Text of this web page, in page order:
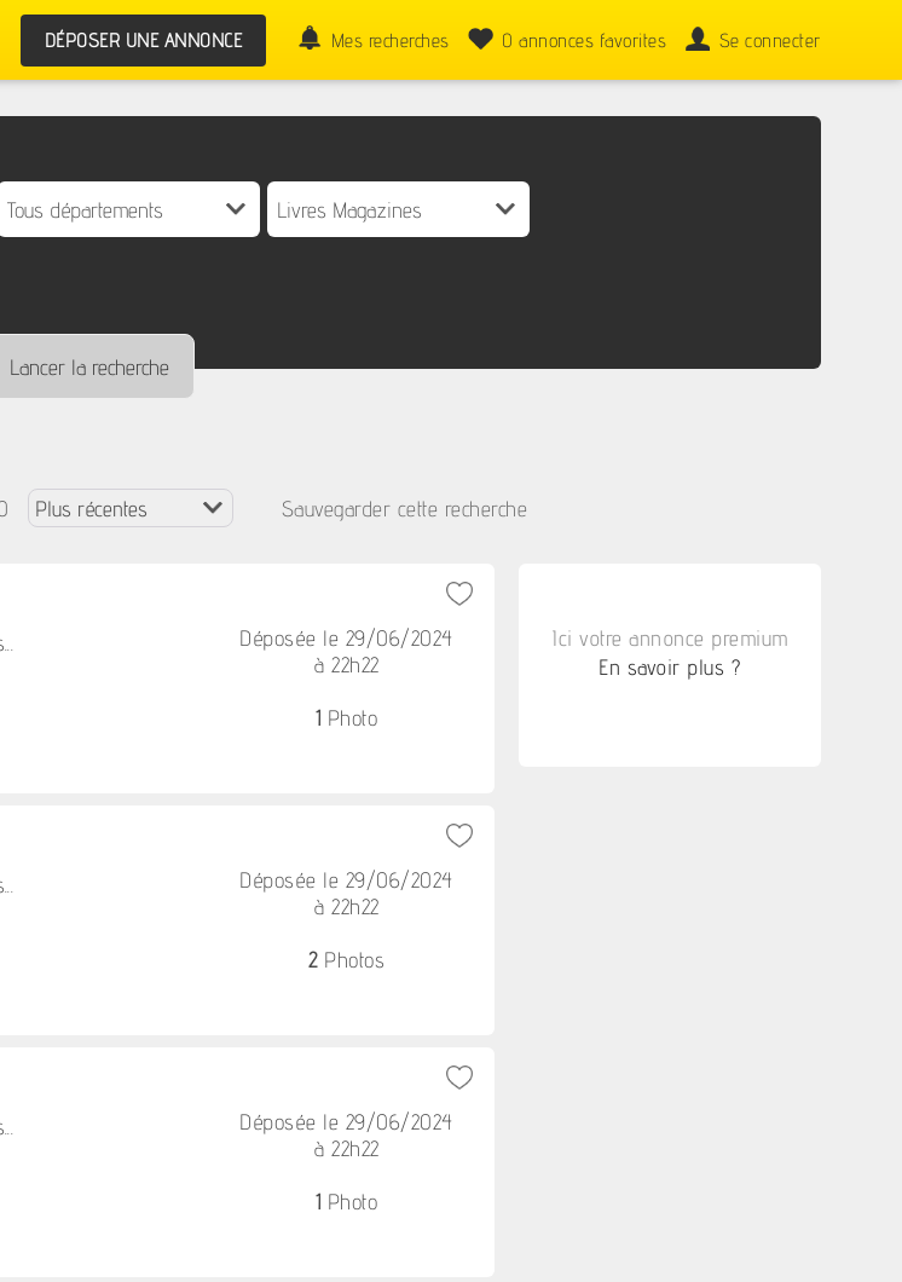
DÉPOSER UNE ANNONCE Mes recherches 0 annonces favorites Se connecter
Sauvegarder cette recherche
Déposée le 29/06/2024
à 22h22
1 Photo
Déposée le 29/06/2024
à 22h22
2Photos
Déposée le 29/06/2024
à 22h22
1 Photo
Ici votre annonce premium
En savoir plus ?